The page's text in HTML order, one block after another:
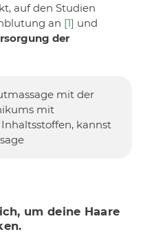
auf den Studien
an [1] und
der
mit der
mit
kannst
um deine Haare